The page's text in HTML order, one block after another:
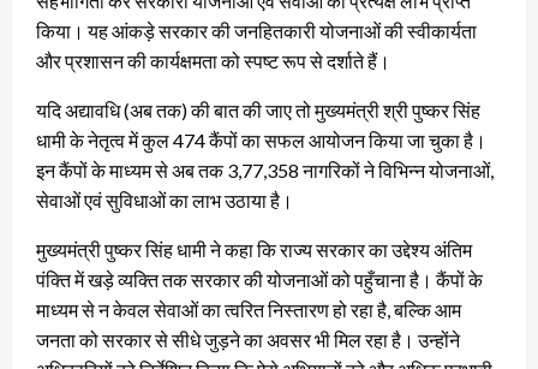
किया। यह आंकड़े सरकार की जनहितकारी योजनाओं की स्वीकार्यता
और प्रशासन की कार्यक्षमता को स्पष्ट रूप से दर्शाते हैं।
यदि अद्यावधि (अब तक) की बात की जाए तो मुख्यमंत्री श्री पुष्कर सिंह
धामी के नेतृत्व में कुल 474 कैंपों का सफल आयोजन किया जा चुका है।
इन कैंपों के माध्यम से अब तक 3,77,358 नागरिकों ने विभिन्न योजनाओं,
सेवाओं एवं सुविधाओं का लाभ उठाया है।
मुख्यमंत्री पुष्कर सिंह धामी ने कहा कि राज्य सरकार का उद्देश्य अंतिम
पंक्ति में खड़े व्यक्ति तक सरकार की योजनाओं को पहुँचाना है। कैंपों के
माध्यम से न केवल सेवाओं का त्वरित निस्तारण हो रहा है, बल्कि आम
जनता को सरकार से सीधे जुड़ने का अवसर भी मिल रहा है। उन्होंने